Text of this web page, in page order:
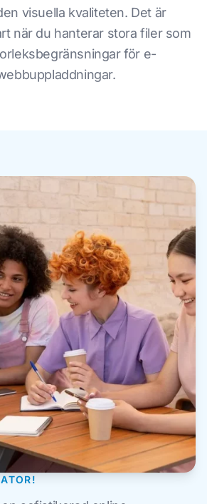
visuella kvaliteten. Det är
när du hanterar stora filer som
för e-